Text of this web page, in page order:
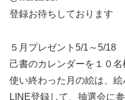
登録お待ちしております
５月プレゼント5/1～5/18
己書のカレンダーを１０名
使い終わった月の絵は、
LINE登録して、抽選会に